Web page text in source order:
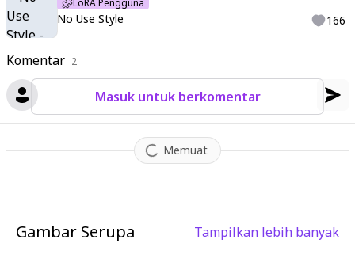
Komentar 2
Masuk untuk berkomentar
Memuat
LoRA Pengguna
No Use Style 166
Gambar Serupa Tampilkan lebih banyak